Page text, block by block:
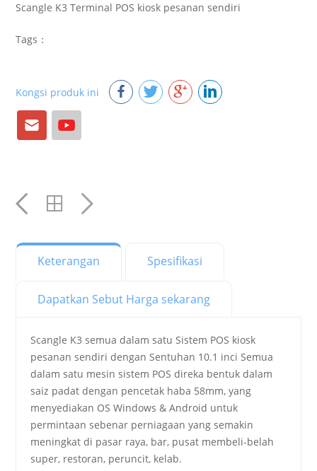
Scangle K3 Terminal POS kiosk pesanan sendiri
Tags：
Kongsi produk ini
Keterangan Spesifikasi
Dapatkan Sebut Harga sekarang
Scangle K3 semua dalam satu Sistem POS kiosk
pesanan sendiri dengan Sentuhan 10.1 inci Semua
dalam satu mesin sistem POS direka bentuk dalam
saiz padat dengan pencetak haba 58mm, yang
menyediakan OS Windows & Android untuk
permintaan sebenar perniagaan yang semakin
meningkat di pasar raya, bar, pusat membeli-belah
super, restoran, peruncit, kelab.